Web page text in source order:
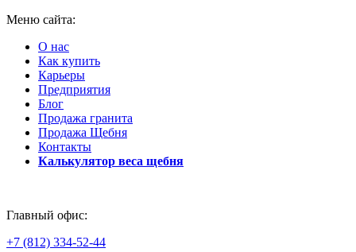
Меню сайта:
О нас
Как купить
Карьеры
Предприятия
Блог
Продажа гранита
Продажа Щебня
Контакты
Калькулятор веса щебня
Главный офис:
+7 (812) 334-52-44